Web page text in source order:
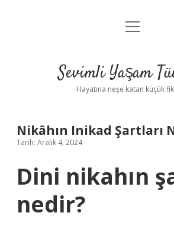
Anasayfa
Yasal Uyarı
menüyü
Sevimli Yaşam
Hayatına neşe katan küçük
Nikâhın Inikad Şartları
Tarih: Aralık 4, 2024
Dini nikahın
nedir?